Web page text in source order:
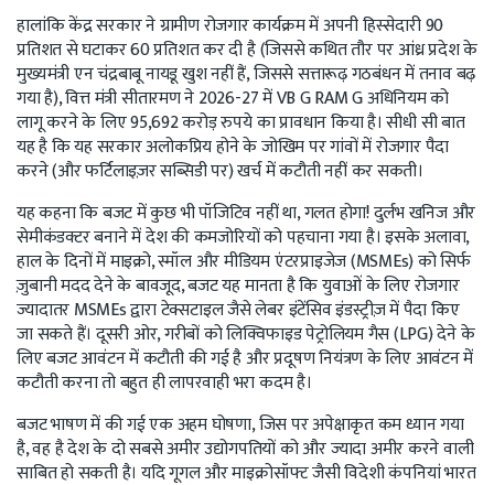
हालांकि केंद्र सरकार ने ग्रामीण रोजगार कार्यक्रम में अपनी हिस्सेदारी 90
प्रतिशत से घटाकर 60 प्रतिशत कर दी है (जिससे कथित तौर पर आंध्र प्रदेश के
मुख्यमंत्री एन चंद्रबाबू नायडू खुश नहीं हैं, जिससे सत्तारूढ़ गठबंधन में तनाव बढ़
गया है), वित्त मंत्री सीतारमण ने 2026-27 में VB G RAM G अधिनियम को
लागू करने के लिए 95,692 करोड़ रुपये का प्रावधान किया है। सीधी सी बात
यह है कि यह सरकार अलोकप्रिय होने के जोखिम पर गांवों में रोजगार पैदा
करने (और फर्टिलाइज़र सब्सिडी पर) खर्च में कटौती नहीं कर सकती।
यह कहना कि बजट में कुछ भी पॉजिटिव नहीं था, गलत होगा! दुर्लभ खनिज और
सेमीकंडक्टर बनाने में देश की कमजोरियों को पहचाना गया है। इसके अलावा,
हाल के दिनों में माइक्रो, स्मॉल और मीडियम एंटरप्राइजेज (MSMEs) को सिर्फ
ज़ुबानी मदद देने के बावजूद, बजट यह मानता है कि युवाओं के लिए रोजगार
ज्यादातर MSMEs द्वारा टेक्सटाइल जैसे लेबर इंटेंसिव इंडस्ट्रीज़ में पैदा किए
जा सकते हैं। दूसरी ओर, गरीबों को लिक्विफाइड पेट्रोलियम गैस (LPG) देने के
लिए बजट आवंटन में कटौती की गई है और प्रदूषण नियंत्रण के लिए आवंटन में
कटौती करना तो बहुत ही लापरवाही भरा कदम है।
बजट भाषण में की गई एक अहम घोषणा, जिस पर अपेक्षाकृत कम ध्यान गया
है, वह है देश के दो सबसे अमीर उद्योगपतियों को और ज्यादा अमीर करने वाली
साबित हो सकती है। यदि गूगल और माइक्रोसॉफ्ट जैसी विदेशी कंपनियां भारत